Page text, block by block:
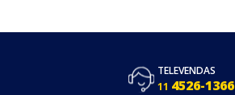
TELEVENDAS
11 4526-1366